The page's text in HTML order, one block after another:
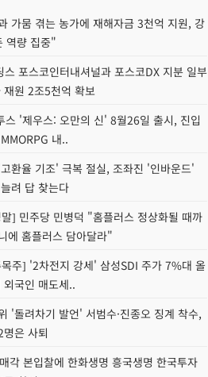
가뭄 겪는 농가에 재해자금 3천억 지원, 강
역량 집중"
스 포스코인터내셔널과 포스코DX 지분 일부
재원 2조5천억 확보
스 '제우스: 오만의 신' 8월26일 출시, 진입
내..
환율 기조' 극복 절실, 조좌진 '인바운드'
려 답 찾는다
] 민주당 민병덕 "홈플러스 정상화될 때까
에 홈플러스 담아달라"
주] '2차전지 강세' 삼성SDI 주가 7%대 올
외국인 매도세..
'돌려차기 발언' 서범수·진종오 징계 착수,
은 사퇴
각 본입찰에 한화생명 흥국생명 한국투자